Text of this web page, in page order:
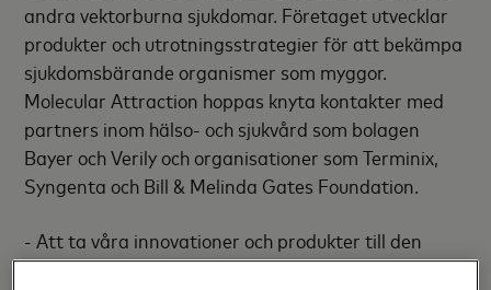
andra vektorburna sjukdomar. Företaget utvecklar
produkter och utrotningsstrategier för att bekämpa
sjukdomsbärande organismer som myggor.
Molecular Attraction hoppas knyta kontakter med
partners inom hälso- och sjukvård som bolagen
Bayer och Verily och organisationer som Terminix,
Syngenta och Bill & Melinda Gates Foundation.
- Att ta våra innovationer och produkter till den
globala marknaden kommer att kräva storskaliga